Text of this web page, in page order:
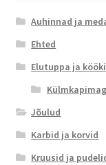
Auhinnad ja
Ehted
Elutuppa ja kööki
Jõulud
Karbid ja korvid
Kruusid ja